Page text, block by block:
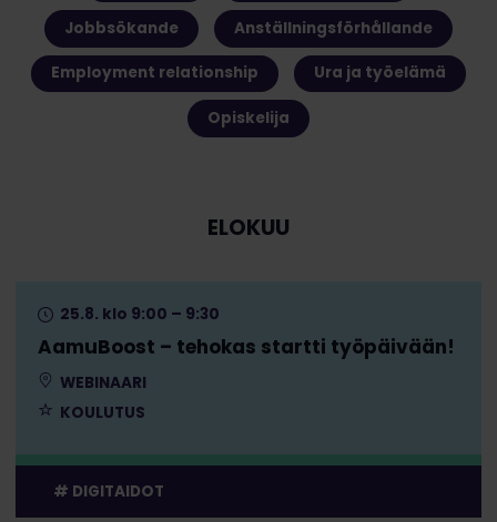
Jobbsökande Anställningsförhållande
Employment relationship Ura ja työelämä
Opiskelija
ELOKUU
AamuBoost – tehokas startti työpäivään!
25.8. klo 9:00 – 9:30
WEBINAARI
KOULUTUS
DIGITAIDOT